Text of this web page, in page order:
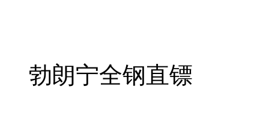
勃朗宁全钢直镖